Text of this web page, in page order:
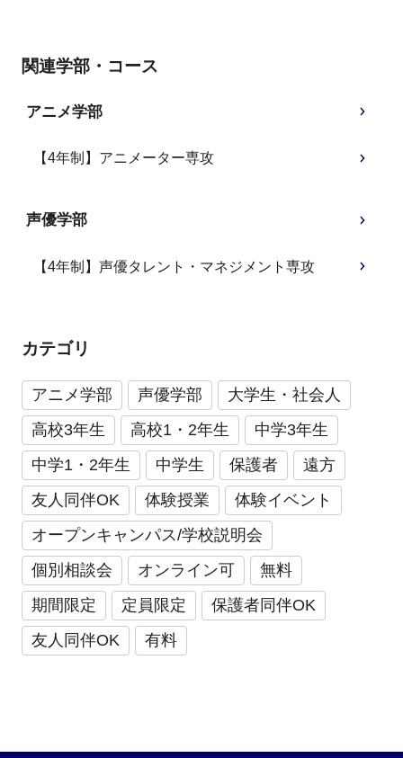
関連学部・コース
アニメ学部
【4年制】アニメーター専攻
声優学部
【4年制】声優タレント・マネジメント専攻
カテゴリ
アニメ学部 声優学部
大学生・社会人
高校3年生
高校1・2年生
中学3年生
中学1・2年生
中学生 保護者
遠方
友人同伴OK
体験授業
体験イベント
オープンキャンパス/学校説明会
個別相談会
オンライン可
無料
期間限定
定員限定
保護者同伴OK
友人同伴OK
有料